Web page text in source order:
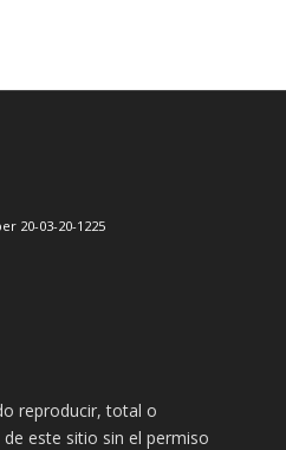
20-03-20-1225
reproducir, total o
este sitio sin el permiso